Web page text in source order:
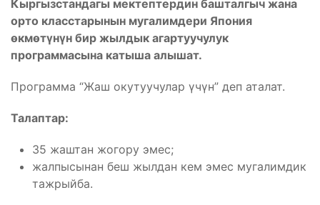
Кыргызстандагы мектептердин башталгыч жана
орто класстарынын мугалимдери Япония
өкмөтүнүн бир жылдык агартуучулук
программасына катыша алышат.
Программа “Жаш окутуучулар үчүн” деп аталат.
Талаптар:
35 жаштан жогору эмес;
жалпысынан беш жылдан кем эмес мугалимдик
тажрыйба.